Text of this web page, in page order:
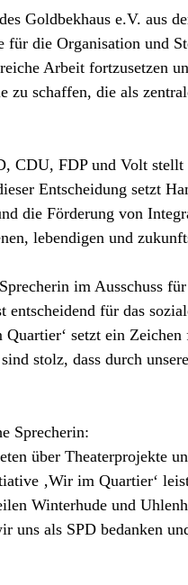
Goldbekhaus e.V. aus
die Organisation und
Arbeit fortzusetzen
zu schaffen, die als
CDU, FDP und Volt
Entscheidung setzt
die Förderung von
lebendigen und
im Ausschuss
für das
setzt ein
stolz, dass durch
Sprecherin:
über Theaterprojekte
‚Wir im Quartier‘
Winterhude und
uns als SPD bedanken